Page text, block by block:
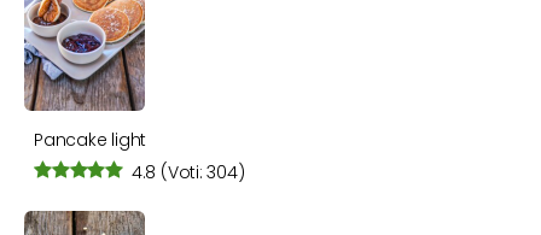
Pancake light
4.8 (Voti: 304)